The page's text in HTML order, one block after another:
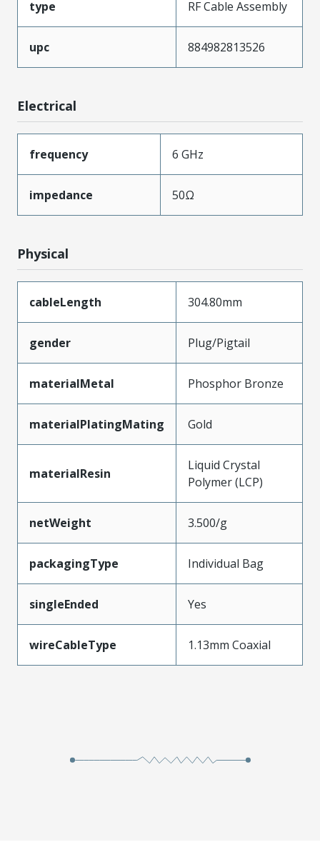
type RF Cable Assembly
upc 884982813526
Electrical
frequency 6 GHz
impedance 50Ω
Physical
cableLength 304.80mm
gender Plug/Pigtail
materialMetal Phosphor Bronze
materialPlatingMating Gold
materialResin
Liquid Crystal
Polymer (LCP)
netWeight 3.500/g
packagingType Individual Bag
singleEnded Yes
wireCableType 1.13mm Coaxial